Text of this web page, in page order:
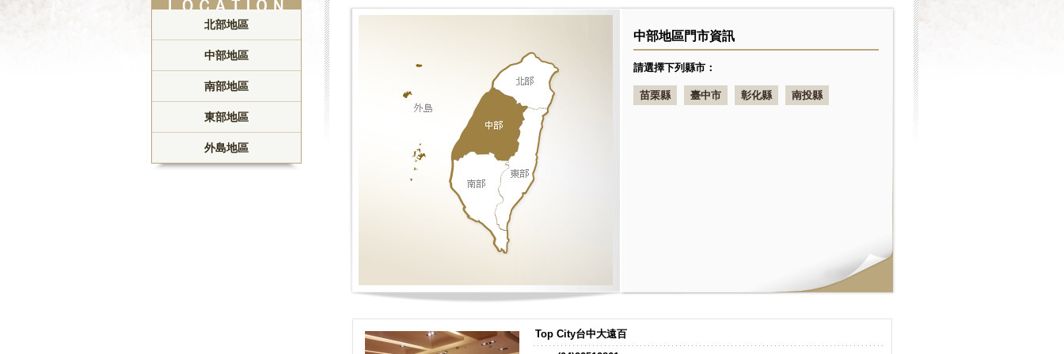
北部地區
中部地區
南部地區
東部地區
外島地區
中部地區門市資訊
請選擇下列縣市：
苗栗縣 臺中市 彰化縣 南投縣
Top City台中大遠百